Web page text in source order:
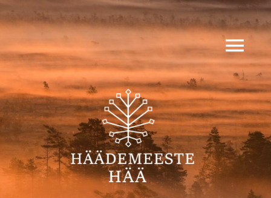
to
Häädemeeste Hää
Sündmused
Tooted